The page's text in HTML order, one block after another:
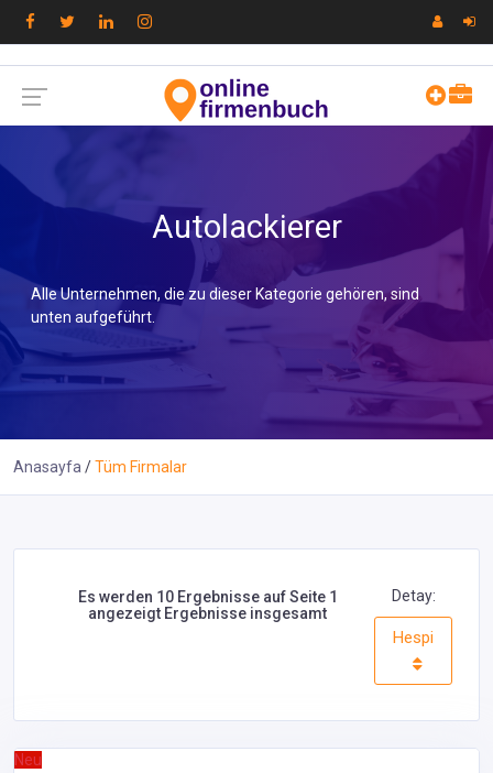
Autolackierer
Alle Unternehmen, die zu dieser Kategorie gehören, sind
unten aufgeführt.
Anasayfa Tüm Firmalar
Es werden 10 Ergebnisse auf Seite 1
angezeigt Ergebnisse insgesamt
Detay:
Hespi
Neu